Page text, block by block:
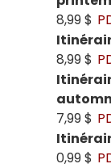
8,99 $
8,99 $
7,99 $
0,99 $